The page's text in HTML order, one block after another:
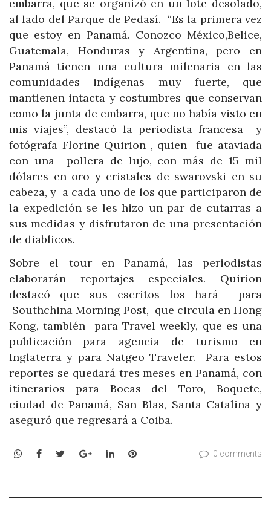
embarra, que se organizó en un lote desolado,
al lado del Parque de Pedasí. “Es la primera vez
que estoy en Panamá. Conozco México,Belice,
Guatemala, Honduras y Argentina, pero en
Panamá tienen una cultura milenaria en las
comunidades indígenas muy fuerte, que
mantienen intacta y costumbres que conservan
como la junta de embarra, que no había visto en
mis viajes”, destacó la periodista francesa y
fotógrafa Florine Quirion , quien fue ataviada
con una pollera de lujo, con más de 15 mil
dólares en oro y cristales de swarovski en su
cabeza, y a cada uno de los que participaron de
la expedición se les hizo un par de cutarras a
sus medidas y disfrutaron de una presentación
de diablicos.
Sobre el tour en Panamá, las periodistas
elaborarán reportajes especiales. Quirion
destacó que sus escritos los hará para
Southchina Morning Post, que circula en Hong
Kong, también para Travel weekly, que es una
publicación para agencia de turismo en
Inglaterra y para Natgeo Traveler. Para estos
reportes se quedará tres meses en Panamá, con
itinerarios para Bocas del Toro, Boquete,
ciudad de Panamá, San Blas, Santa Catalina y
aseguró que regresará a Coiba.
WhatsApp
Facebook
TwitterGoogle+LinkedInPinterest 0 comments